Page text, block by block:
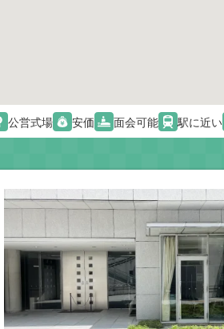
公営式場 安価 面会可能 駅に近い